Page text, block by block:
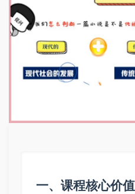
一、课程核心价